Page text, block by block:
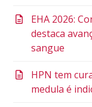
EHA 2026:
destaca
sangue
HPN tem
medula é